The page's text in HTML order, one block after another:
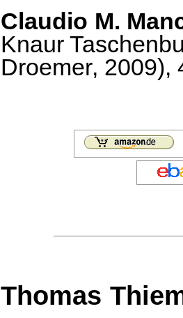
Claudio M.
Knaur
Droemer, 2009),
Thomas